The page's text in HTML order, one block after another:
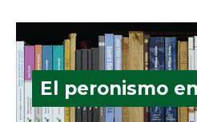
El peronismo